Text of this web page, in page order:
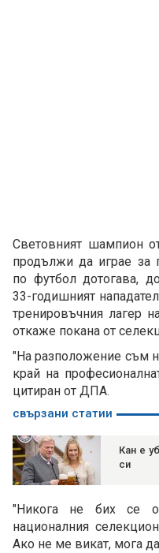
Световният шампион
продължи да играе за
по футбол дотогава,
33-годишният
тренировъчния лагер
откаже покана от
"На разположение съм
край на
цитиран от ДПА.
свързани статии
Кан е
си
"Никога не бих се
националния
Ако не ме викат, мога